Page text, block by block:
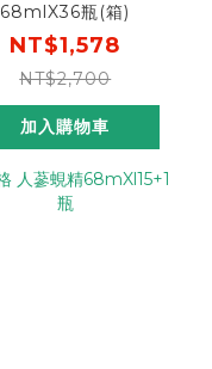
68mlX36瓶(箱)
NT$1,578
NT$2,700
加入購物車